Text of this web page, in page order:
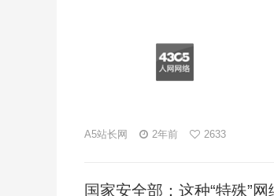
A5站长网 2年前 2633
国家安全部：这种“特殊”